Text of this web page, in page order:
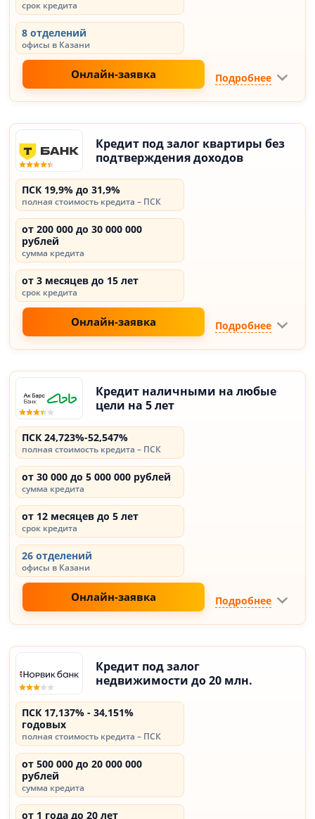
срок кредита
8 отделений
офисы в Казани
Онлайн-заявка Подробнее
Кредит под залог квартиры без
подтверждения доходов
ПСК 19,9% до 31,9%
полная стоимость кредита – ПСК
от 200 000 до 30 000 000
рублей
сумма кредита
от 3 месяцев до 15 лет
срок кредита
Онлайн-заявка Подробнее
Кредит наличными на любые
цели на 5 лет
ПСК 24,723%-52,547%
полная стоимость кредита – ПСК
от 30 000 до 5 000 000 рублей
сумма кредита
от 12 месяцев до 5 лет
срок кредита
26 отделений
офисы в Казани
Онлайн-заявка Подробнее
Кредит под залог
недвижимости до 20 млн.
ПСК 17,137% - 34,151%
годовых
полная стоимость кредита – ПСК
от 500 000 до 20 000 000
рублей
сумма кредита
от 1 года до 20 лет